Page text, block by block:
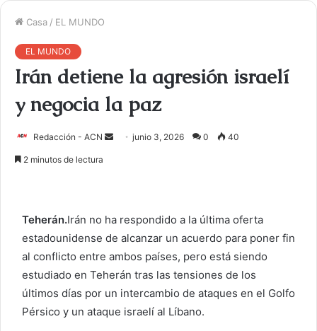
Casa / EL MUNDO
EL MUNDO
Irán detiene la agresión israelí
y negocia la paz
Redacción - ACN
r
u
n
c
o
junio 3, 2026 0 40
2 minutos de lectura
Teherán.Irán no ha respondido a la última oferta
estadounidense de alcanzar un acuerdo para poner fin
al conflicto entre ambos países, pero está siendo
estudiado en Teherán tras las tensiones de los
últimos días por un intercambio de ataques en el Golfo
Pérsico y un ataque israelí al Líbano.